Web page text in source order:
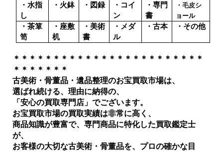
・水指
し
・火鉢 ・図録
・コイ
ン
・専門
書
・毛皮シ
ョール
・茶箪
笥
・座敷
机
・美術
書
・メダ
ル
・古本 ・その他
＊＊＊＊＊＊＊＊＊＊＊＊＊＊＊＊＊＊＊＊＊＊＊＊
＊＊＊＊＊＊＊
古美術・骨董品・遺品整理のお宝買取市場は、
選ばれ続ける、理由に納得の、
「安心の買取専門店」でございます。
お宝買取市場の買取実績は非常に高く、
商品知識が豊富で、専門商品に特化した買取鑑定士
が、
お客様の大切な古美術・骨董品を、プロの確かな目